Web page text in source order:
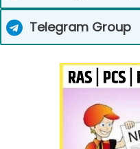
Telegram Group